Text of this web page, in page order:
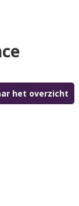
het overzicht